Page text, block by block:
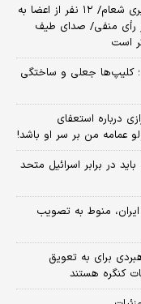
اظهارات جدید معاون پزشکیان درباره تصمیم‌گیری شعام/ ۱۲ نفر از اعضا به
رأی منفی/ صدای طیف
است
کلیپ‌ها جعلی و ساختگی
درباره استعفای
عمامه من بر سر او باشد!
در برابر اسرائیل متحد
منوط به تصویب
برای به تعویق
کنگره هستند